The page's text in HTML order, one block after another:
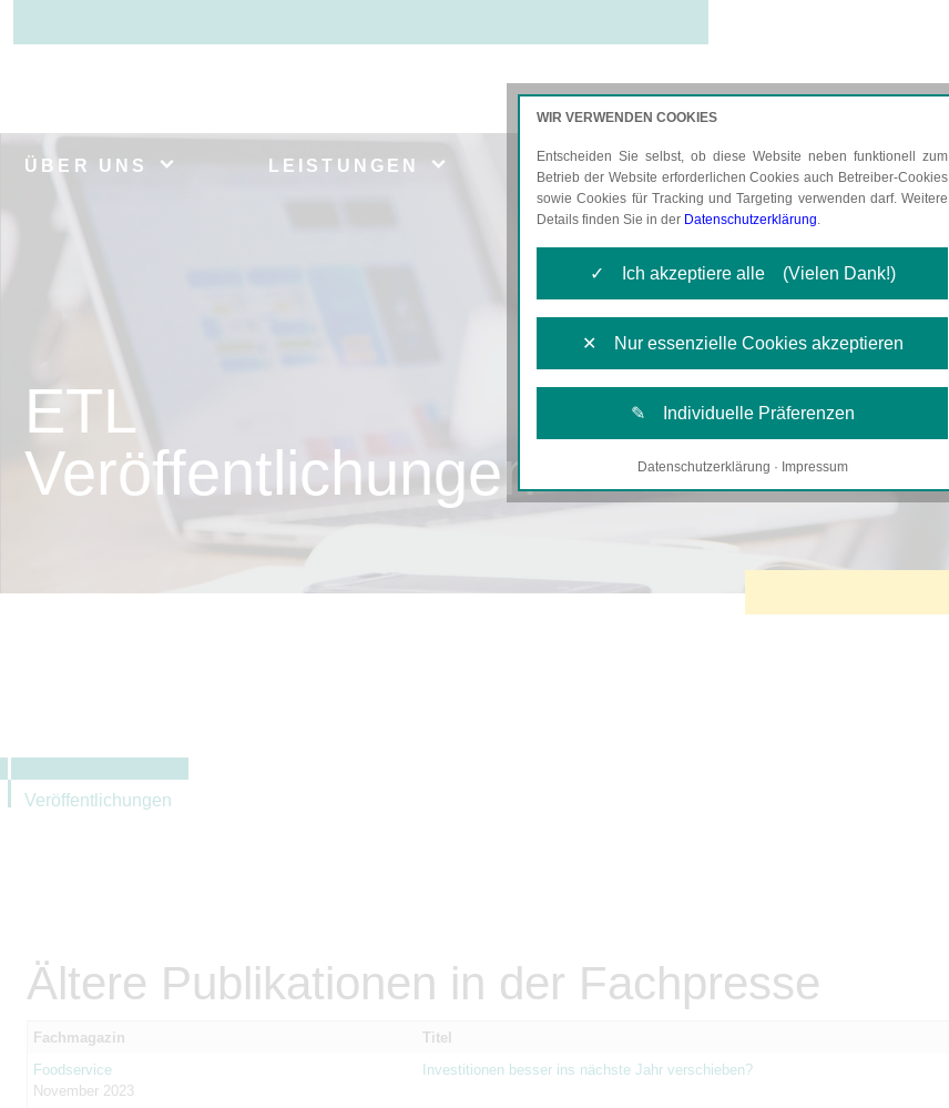
ÜBER UNS LEISTUNGEN AKTUELLES KARRIERE
ETL
Veröffentlichungen
Veröffentlichungen
Ältere Publikationen in der Fachpresse
Fachmagazin Titel
Foodservice
November 2023
Investitionen besser ins nächste Jahr verschieben?
WIR VERWENDEN COOKIES
Entscheiden Sie selbst, ob diese Website neben funktionell zum
Betrieb der Website erforderlichen Cookies auch Betreiber-Cookies
sowie Cookies für Tracking und Targeting verwenden darf. Weitere
Details finden Sie in der Datenschutzerklärung.
✓ Ich akzeptiere alle (Vielen Dank!)
✕ Nur essenzielle Cookies akzeptieren
✎ Individuelle Präferenzen
Notwendige Cookies
Datenschutzerklärung · Impressum